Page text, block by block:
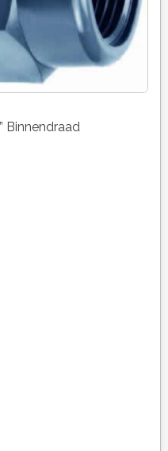
Binnendraad